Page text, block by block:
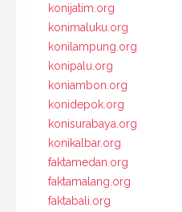
konijatim.org
konimaluku.org
konilampung.org
konipalu.org
koniambon.org
konidepok.org
konisurabaya.org
konikalbar.org
faktamedan.org
faktamalang.org
faktabali.org